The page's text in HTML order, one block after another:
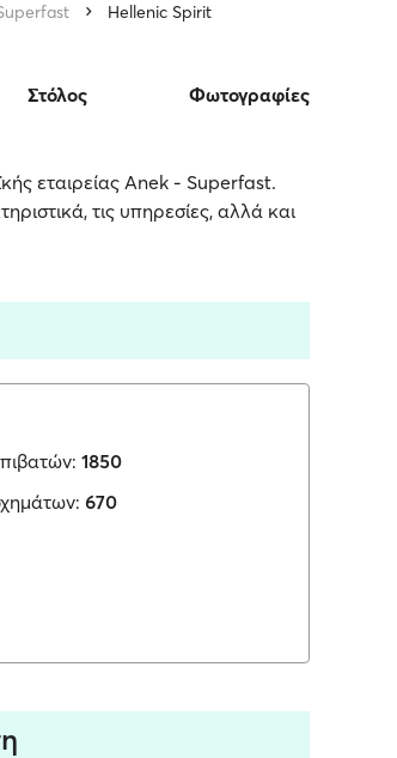
Hellenic Spirit
Στόλος Φωτογραφίες
εταιρείας Anek - Superfast.
τις υπηρεσίες, αλλά και
1850
670